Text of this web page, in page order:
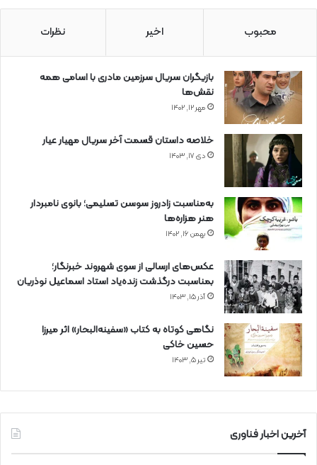
محبوب اخیر نظرات
بازیگران سریال سرزمین مادری با اسامی همه
نقش‌ها
مهر ۱۲, ۱۴۰۲
خلاصه داستان قسمت آخر سریال مهیار عیار
دی ۱۷, ۱۴۰۳
به‌مناسبت زادروز سوسن تسلیمی؛ بانوی نامبردار
هنر هزاره‌ها
بهمن ۱۶, ۱۴۰۲
عکس‌های ارسالی از سوی شهروند خبرنگار؛
بمناسبت درگذشت زنده‌یاد استاد اسماعیل نوذریان
آذر ۱۵, ۱۴۰۳
نگاهی کوتاه به کتاب «سفینه‌البحار» اثر میرزا
حسین خاکی
تیر ۵, ۱۴۰۳
آخرین اخبار فناوری